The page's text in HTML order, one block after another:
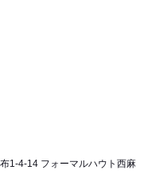
1-4-14 フォーマルハウト西麻